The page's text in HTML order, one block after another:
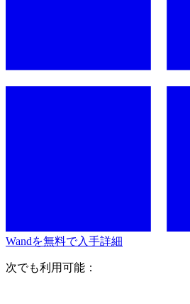
Wandを無料で入手詳細
次でも利用可能：